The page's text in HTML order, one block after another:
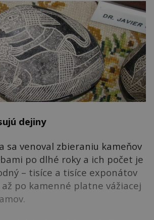
dejiny
sa venoval zbieraniu kameňov
po dlhé roky a ich počet je
– tisíce a tisíce exponátov
po kamenné platne vážiacej